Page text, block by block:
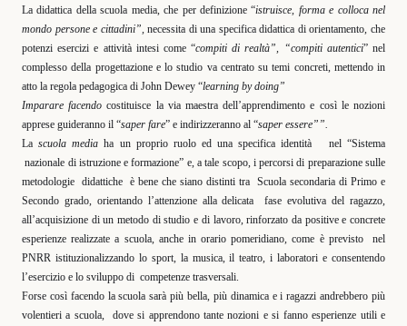
La didattica della scuola media, che per definizione “istruisce, forma e colloca nel
mondo persone e cittadini”,necessita di una specifica didattica di orientamento, che
potenzi esercizi e attività intesi come “compiti di realtà”, “compiti autentici” nel
complesso della progettazione e lo studio va centrato su temi concreti, mettendo in
atto la regola pedagogica di John Dewey “learning by doing”
Imparare facendo costituisce la via maestra dell’apprendimento e così le nozioni
apprese guideranno il “saper fare” e indirizzeranno al “saper essere””.
Lascuola media ha un proprio ruolo ed una specifica identità
nel “Sistema
nazionale di istruzione e formazione” e, a tale scopo, i percorsi di preparazione sulle
metodologie didattiche è bene che siano distinti tra Scuola secondaria di Primo e
Secondo grado, orientando l’attenzione alla delicata
fase evolutiva del ragazzo,
all’acquisizione di un metodo di studio e di lavoro, rinforzato da positive e concrete
esperienze realizzate a scuola, anche in orario pomeridiano, come è previsto
nel
PNRR istituzionalizzando lo sport, la musica, il teatro, i laboratori e consentendo
l’esercizio e lo sviluppo di competenze trasversali.
Forse così facendo la scuola sarà più bella, più dinamica e i ragazzi andrebbero più
volentieri a scuola,
dove si apprendono tante nozioni e si fanno esperienze utili e